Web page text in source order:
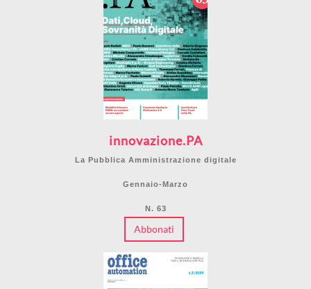
innovazione.PA
La Pubblica Amministrazione digitale
Gennaio-Marzo
N. 63
Abbonati